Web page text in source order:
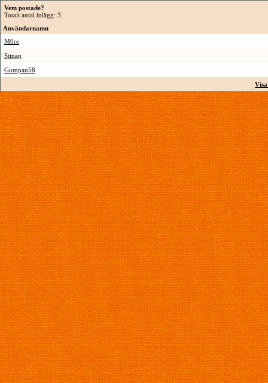
Vem postade?
Totalt antal inlägg: 3
Användarnamn
M0re
Stinap
Gumpan58